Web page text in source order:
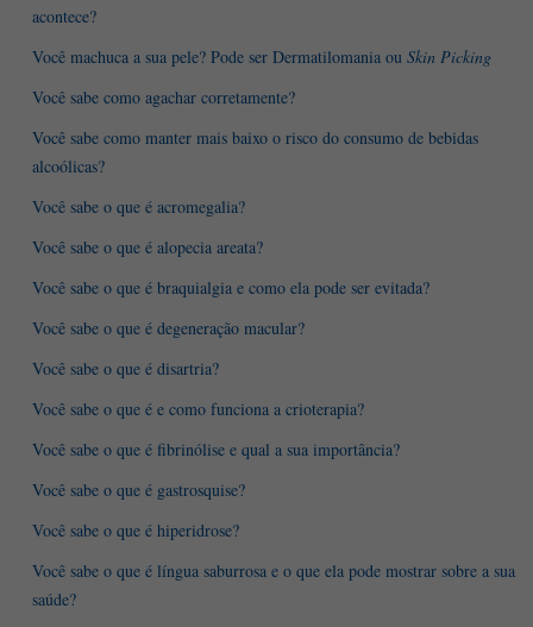
acontece?
Você machuca a sua pele? Pode ser Dermatilomania ou Skin Picking
Você sabe como agachar corretamente?
Você sabe como manter mais baixo o risco do consumo de bebidas
alcoólicas?
Você sabe o que é acromegalia?
Você sabe o que é alopecia areata?
Você sabe o que é braquialgia e como ela pode ser evitada?
Você sabe o que é degeneração macular?
Você sabe o que é disartria?
Você sabe o que é e como funciona a crioterapia?
Você sabe o que é fibrinólise e qual a sua importância?
Você sabe o que é gastrosquise?
Você sabe o que é hiperidrose?
Você sabe o que é língua saburrosa e o que ela pode mostrar sobre a sua
saúde?